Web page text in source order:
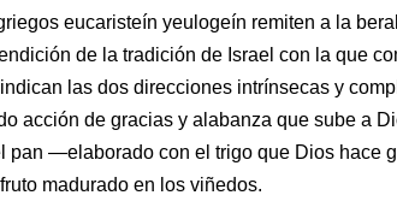
eucaristeín yeulogeín remiten a la
de la tradición de Israel con la que
las dos direcciones intrínsecas y
acción de gracias y alabanza que sube a
pan —elaborado con el trigo que Dios hace
madurado en los viñedos.